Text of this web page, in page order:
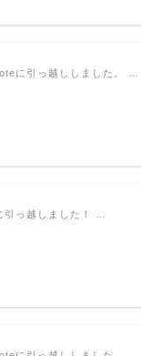
に引っ越ししました。 …
引っ越しました！ …